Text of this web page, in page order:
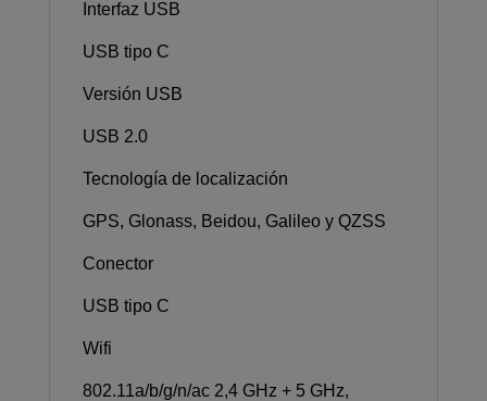
Interfaz USB
USB tipo C
Versión USB
USB 2.0
Tecnología de localización
GPS, Glonass, Beidou, Galileo y QZSS
Conector
USB tipo C
Wifi
802.11a/b/g/n/ac 2,4 GHz + 5 GHz,